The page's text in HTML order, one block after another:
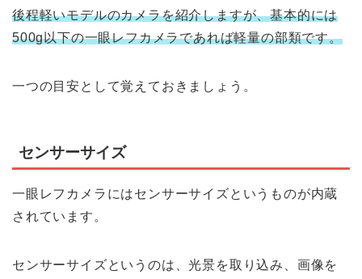
後程軽いモデルのカメラを紹介しますが、基本的には
500g以下の一眼レフカメラであれば軽量の部類です。
一つの目安として覚えておきましょう。
センサーサイズ
一眼レフカメラにはセンサーサイズというものが内蔵
されています。
センサーサイズというのは、光景を取り込み、画像を